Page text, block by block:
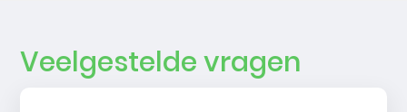
Veelgestelde vragen